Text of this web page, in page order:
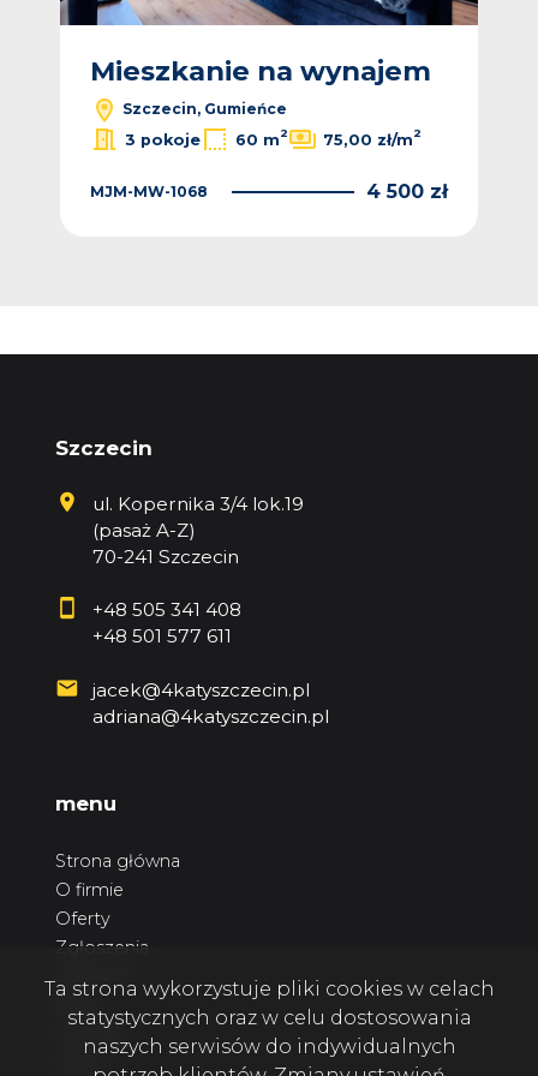
Mieszkanie na wynajem
Szczecin, Gumieńce
3 pokoje
60 m2 75,00 zł/m2
MJM-MW-1068 4 500 zł
Szczecin
ul. Kopernika 3/4 lok.19
(pasaż A-Z)
70-241 Szczecin
+48 505 341 408
+48 501 577 611
jacek@4katyszczecin.pl
adriana@4katyszczecin.pl
menu
Strona główna
O firmie
Oferty
Zgłoszenia
Kontakt
Ta strona wykorzystuje pliki cookies w celach
statystycznych oraz w celu dostosowania
naszych serwisów do indywidualnych